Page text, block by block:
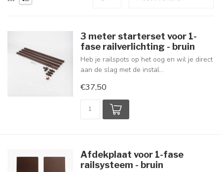
3 meter starterset voor 1-
fase railverlichting - bruin
Heb je railspots op het oog en wil je direct
aan de slag met de instal...
€37,50
Afdekplaat voor 1-fase
railsysteem - bruin